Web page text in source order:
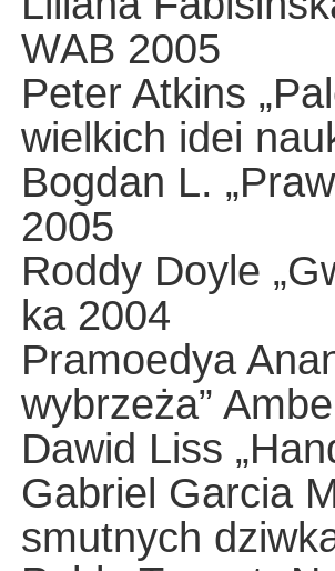
WAB 2005
Peter Atkins
wielkich idei
Bogdan L.
2005
Roddy Doyle
ka 2004
Pramoedya
wybrzeża”
Dawid Liss
Gabriel Garcia
smutnych